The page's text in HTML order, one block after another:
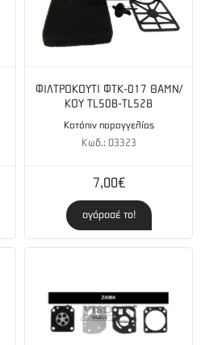
ΦΙΛΤΡΟΚΟΥΤΙ ΦΤΚ-017 ΘΑΜΝ/
ΚΟΥ TL50B-TL52B
Κατόπιν παραγγελίας
Κωδ.: 03323
7,00€
αγόρασέ το!